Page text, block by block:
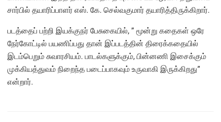
சார்பில் தயாரிப்பாளர் எஸ். கே. செல்வகுமார் தயாரித்திருக்கிறார்.
படத்தைப் பற்றி இயக்குநர் பேசுகையில், ” மூன்று கதைகள் ஒரே
நேர்கோட்டில் பயணிப்பது தான் இப்படத்தின் திரைக்கதையில்
இடம்பெறும் சுவாரசியம். பாடல்களுக்கும், பின்னணி இசைக்கும்
முக்கியத்துவம் நிறைந்த படைப்பாகவும் உருவாகி இருக்கிறது”
என்றார்.